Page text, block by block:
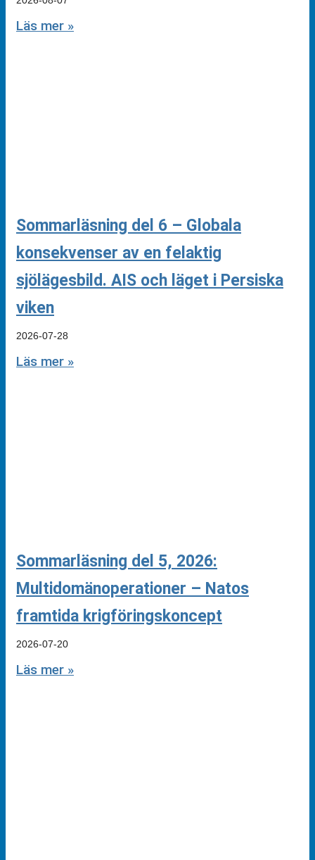
Läs mer »
Sommarläsning del 6 – Globala
konsekvenser av en felaktig
sjölägesbild. AIS och läget i Persiska
viken
2026-07-28
Läs mer »
Sommarläsning del 5, 2026:
Multidomänoperationer – Natos
framtida krigföringskoncept
2026-07-20
Läs mer »